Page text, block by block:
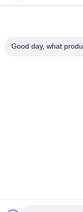
BS 6387 IEC60331
IEC 60331 BS 6387
Good day, what